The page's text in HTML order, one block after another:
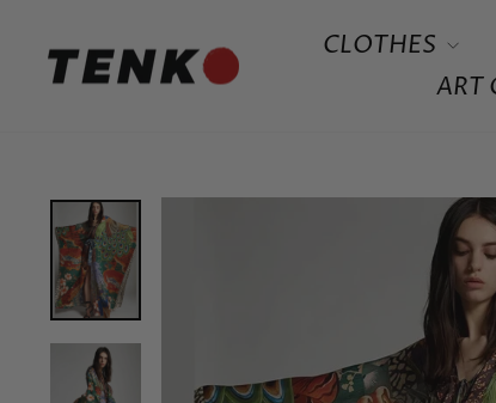
content
CLOTHES
ART